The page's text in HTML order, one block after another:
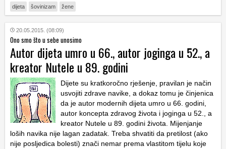
dijeta šovinizam žene
20.05.2015. (08:09)
Ono smo što u sebe unosimo
Autor dijeta umro u 66., autor joginga u 52., a
kreator Nutele u 89. godini
Dijete su kratkoročno rješenje, pravilan je način
usvojiti zdrave navike, a dokaz tomu je činjenica
da je autor modernih dijeta umro u 66. godini,
autor koncepta zdravog života i joginga u 52., a
kreator Nutele u 89. godini života. Mijenjanje
loših navika nije lagan zadatak. Treba shvatiti da pretilost (ako
nije posljedica bolesti) znači nemar prema vlastitom tijelu koje